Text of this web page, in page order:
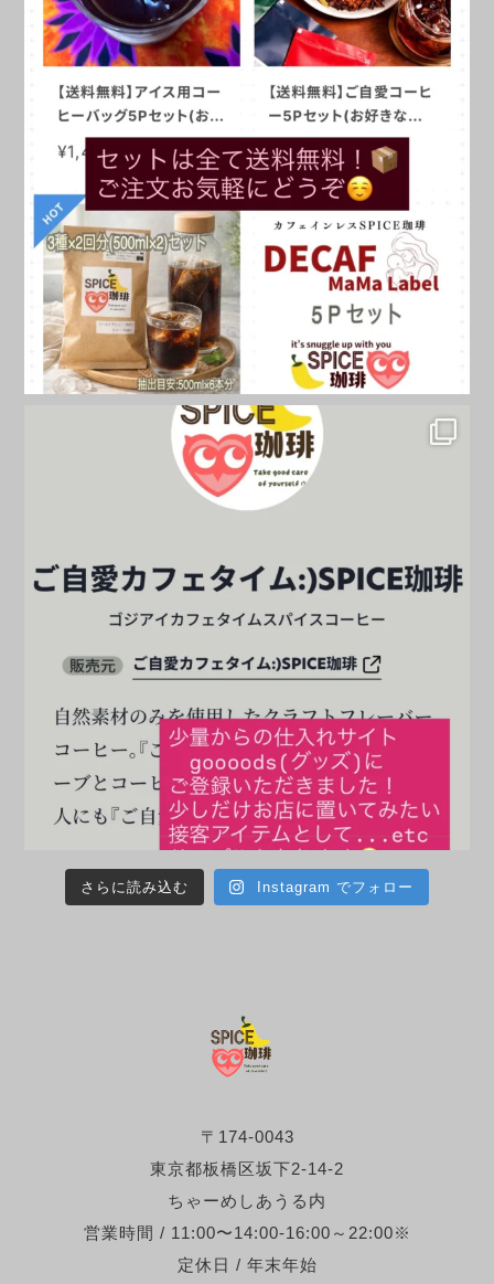
〒174-0043
東京都板橋区坂下2-14-2
ちゃーめしあうる内
営業時間 / 11:00〜14:00-16:00～22:00※
定休日 / 年末年始
さらに読み込む Instagram でフォロー